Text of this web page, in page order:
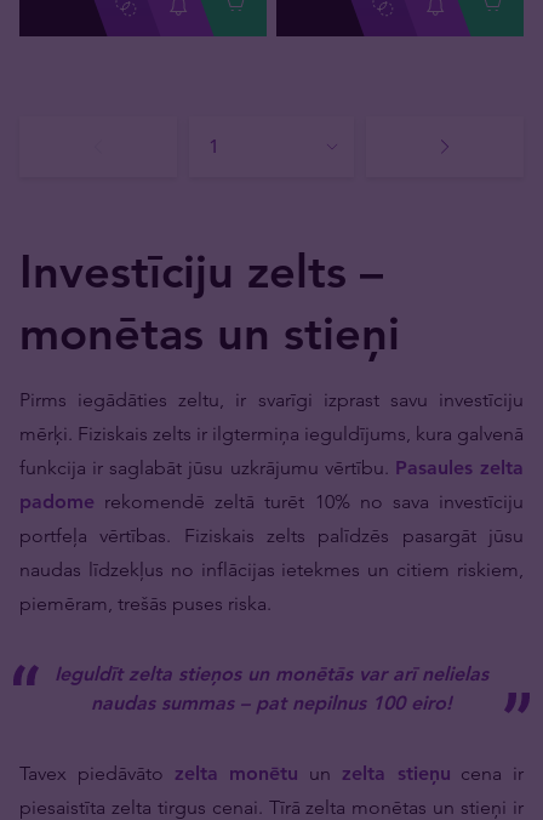
Investīciju zelts –
monētas un stieņi
Pirms iegādāties zeltu, ir svarīgi izprast savu investīciju
mērķi. Fiziskais zelts ir ilgtermiņa ieguldījums, kura galvenā
funkcija ir saglabāt jūsu uzkrājumu vērtību. Pasaules zelta
padome rekomendē zeltā turēt 10% no sava investīciju
portfeļa vērtības. Fiziskais zelts palīdzēs pasargāt jūsu
naudas līdzekļus no inflācijas ietekmes un citiem riskiem,
piemēram, trešās puses riska.
Ieguldīt zelta stieņos un monētās var arī nelielas
naudas summas – pat nepilnus 100 eiro!
Tavex piedāvāto zelta monētu un zelta stieņu cena ir
piesaistīta zelta tirgus cenai. Tīrā zelta monētas un stieņi ir